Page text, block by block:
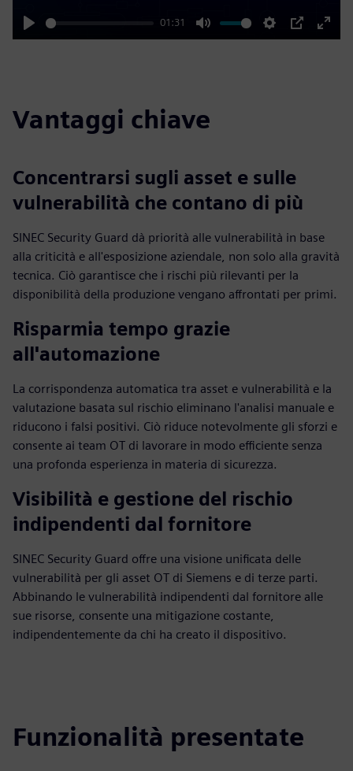
Play
01:31
Mute Settings
PIP
Enter
Vantaggi chiave
Concentrarsi sugli asset e sulle
vulnerabilità che contano di più
SINEC Security Guard dà priorità alle vulnerabilità in base
alla criticità e all'esposizione aziendale, non solo alla gravità
tecnica. Ciò garantisce che i rischi più rilevanti per la
disponibilità della produzione vengano affrontati per primi.
Risparmia tempo grazie
all'automazione
La corrispondenza automatica tra asset e vulnerabilità e la
valutazione basata sul rischio eliminano l'analisi manuale e
riducono i falsi positivi. Ciò riduce notevolmente gli sforzi e
consente ai team OT di lavorare in modo efficiente senza
una profonda esperienza in materia di sicurezza.
Visibilità e gestione del rischio
indipendenti dal fornitore
SINEC Security Guard offre una visione unificata delle
vulnerabilità per gli asset OT di Siemens e di terze parti.
Abbinando le vulnerabilità indipendenti dal fornitore alle
sue risorse, consente una mitigazione costante,
indipendentemente da chi ha creato il dispositivo.
Funzionalità presentate